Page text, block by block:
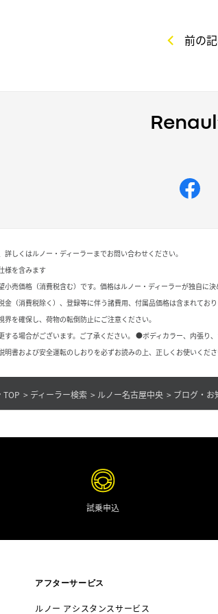
前の
しくはルノー・ディーラーまでお問い合わせください。
様を含みます
売価格（消費税含む）です。価格はルノー・ディーラーが独自に
（消費税除く）、登録等に伴う諸費用、付属品価格は含まれてお
を確保し、荷物の転倒防止にご注意ください。
る場合がございます。ご了承ください。 ●ボディカラー、内張り
書および安全運転のしおりを必ずお読みの上、正しくお使いくだ
TOP ディーラー検索 ルノー名古屋中央 ブログ・お
試乗申込
アフターサービス
ルノー アシスタンスサービス